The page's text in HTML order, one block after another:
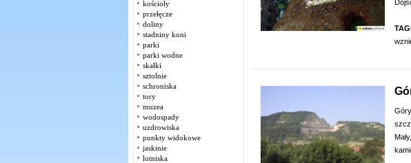
kościoły
przełęcze
doliny
stadniny koni
parki
parki wodne
skałki
sztolnie
schroniska
tory
muzea
wodospady
uzdrowiska
punkty widokowe
jaskinie
lotniska